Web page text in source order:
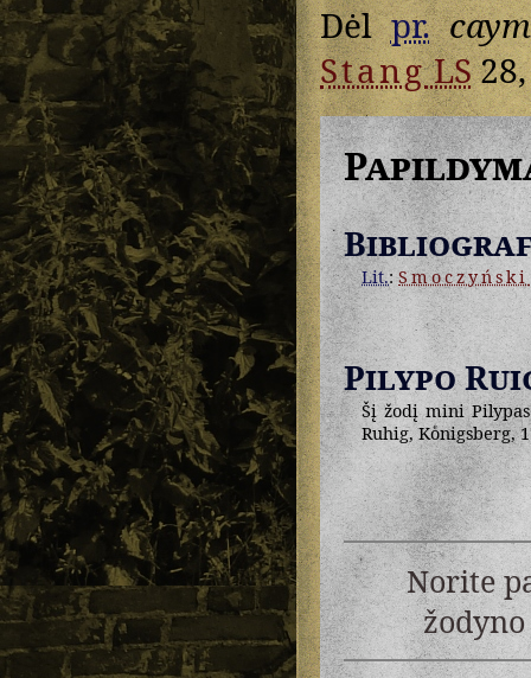
Dėlpr.
StangLS
Lit.:Smoczyński
Pilypo
Šį žodį mini
Ruhig, Koͤnigsberg,
Norite